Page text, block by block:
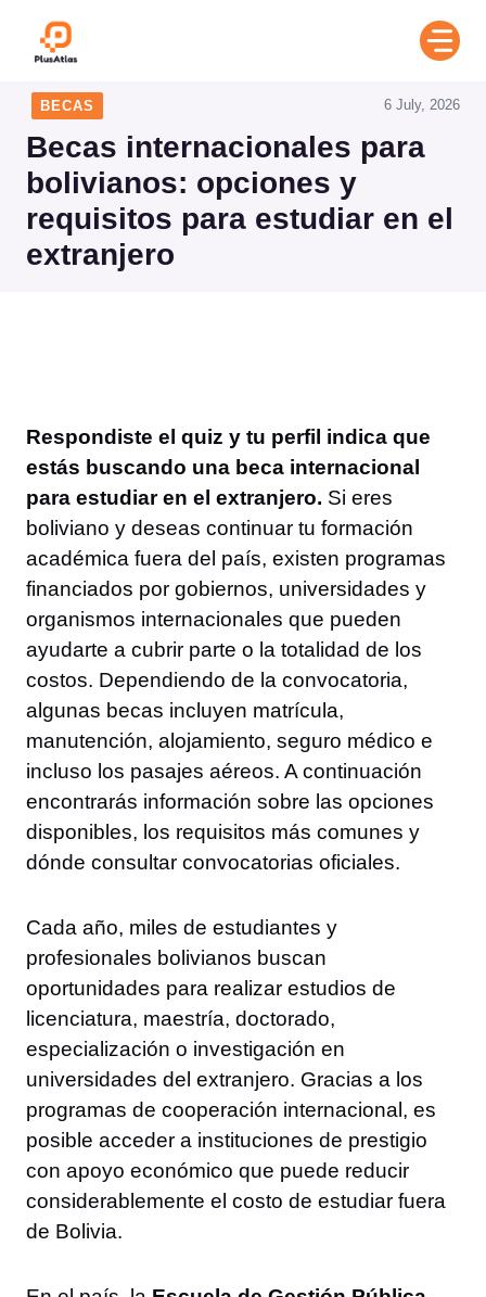
BECAS
Becas internacionales para
bolivianos: opciones y
requisitos para estudiar en el
extranjero
6 July, 2026
Respondiste el quiz y tu perfil indica que
estás buscando una beca internacional
para estudiar en el extranjero. Si eres
boliviano y deseas continuar tu formación
académica fuera del país, existen programas
financiados por gobiernos, universidades y
organismos internacionales que pueden
ayudarte a cubrir parte o la totalidad de los
costos. Dependiendo de la convocatoria,
algunas becas incluyen matrícula,
manutención, alojamiento, seguro médico e
incluso los pasajes aéreos. A continuación
encontrarás información sobre las opciones
disponibles, los requisitos más comunes y
dónde consultar convocatorias oficiales.
Cada año, miles de estudiantes y
profesionales bolivianos buscan
oportunidades para realizar estudios de
licenciatura, maestría, doctorado,
especialización o investigación en
universidades del extranjero. Gracias a los
programas de cooperación internacional, es
posible acceder a instituciones de prestigio
con apoyo económico que puede reducir
considerablemente el costo de estudiar fuera
de Bolivia.